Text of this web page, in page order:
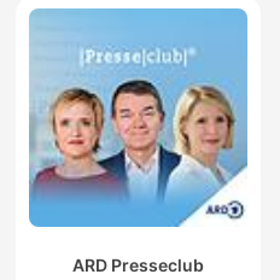
ARD Presseclub